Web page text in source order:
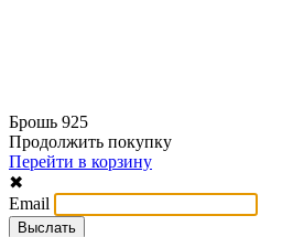
Брошь 925
Продолжить покупку
Перейти в корзину
✖
Email